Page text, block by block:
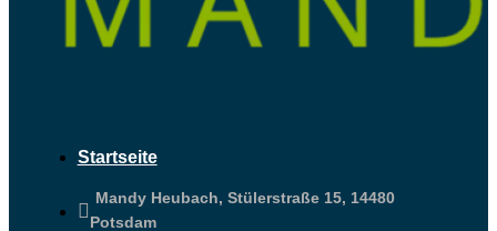
Startseite

Mandy Heubach, Stülerstraße 15, 14480
Potsdam